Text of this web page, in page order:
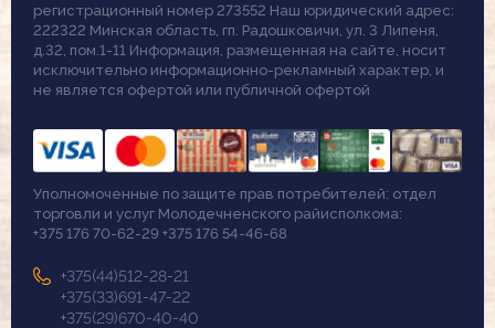
регистрационный номер 273552 Наш юридический адрес:
222322 Минская область, гп. Радошковичи, ул. 3 Липеня,
д.32, пом.1-11 Информация, размещенная на сайте, носит
исключительно информационно-рекламный характер, и
не является офертой или публичной офертой
Уполномоченные по защите прав потребителей: отдел
торговли и услуг Молодечненского райисполкома:
+375 176 70-62-29 +375 176 54-46-68
+375(44)512-28-21
+375(33)691-47-22
+375(29)670-40-40